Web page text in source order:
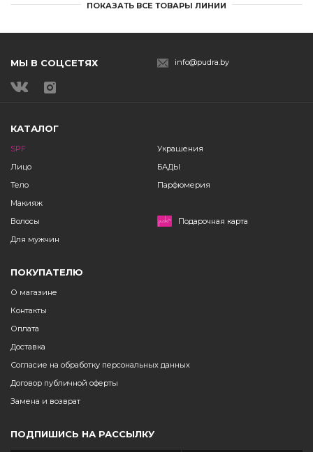
ПОКАЗАТЬ ВСЕ ТОВАРЫ ЛИНИИ
МЫ В СОЦСЕТЯХ info@pudra.by
КАТАЛОГ
SPF
Лицо
Тело
Макияж
Волосы
Для мужчин
Украшения
БАДЫ
Парфюмерия
Подарочная карта
ПОКУПАТЕЛЮ
О магазине
Контакты
Оплата
Доставка
Согласие на обработку персональных данных
Договор публичной оферты
Замена и возврат
ПОДПИШИСЬ НА РАССЫЛКУ